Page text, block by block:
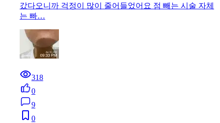
갔다오니까 걱정이 많이 줄어들었어요 점 빼는 시술 자체
는 빠…
318
0
9
0